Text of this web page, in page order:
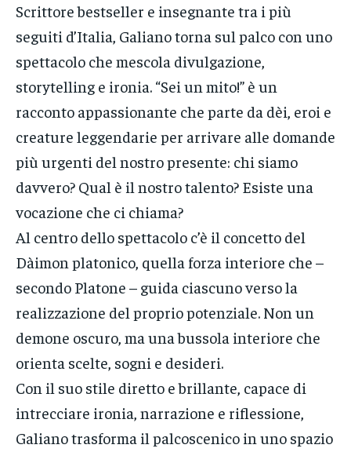
Scrittore bestseller e insegnante tra i più
seguiti d’Italia, Galiano torna sul palco con uno
spettacolo che mescola divulgazione,
storytelling e ironia. “Sei un mito!” è un
racconto appassionante che parte da dèi, eroi e
creature leggendarie per arrivare alle domande
più urgenti del nostro presente: chi siamo
davvero? Qual è il nostro talento? Esiste una
vocazione che ci chiama?
Al centro dello spettacolo c’è il concetto del
Dàimon platonico, quella forza interiore che –
secondo Platone – guida ciascuno verso la
realizzazione del proprio potenziale. Non un
demone oscuro, ma una bussola interiore che
orienta scelte, sogni e desideri.
Con il suo stile diretto e brillante, capace di
intrecciare ironia, narrazione e riflessione,
Galiano trasforma il palcoscenico in uno spazio